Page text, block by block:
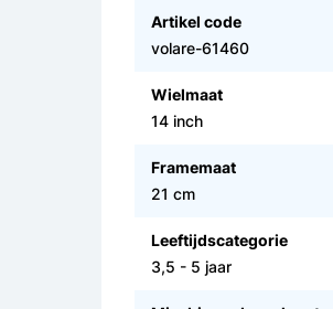
Artikel code
volare-61460
Wielmaat
14 inch
Framemaat
21 cm
Leeftijdscategorie
3,5 - 5 jaar